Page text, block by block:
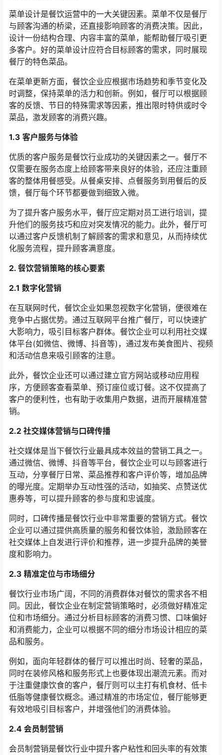
菜单设计是餐饮运营中的一大关键因素。菜单不仅是餐厅
与顾客沟通的桥梁，还直接影响顾客的消费决策。因此，
设计一份结构合理、内容丰富的菜单，能帮助餐厅吸引更
多客户。好的菜单设计应符合目标顾客的需求，同时展现
餐厅的特色菜品。
在菜单更新方面，餐饮企业应根据市场趋势和季节变化及
时调整，保持菜单的活力和创新。例如，餐厅可以根据顾
客的反馈、节日的特殊需求等因素，推出限时特供或时令
菜品，激发顾客的消费兴趣。
1.3 客户服务与体验
优质的客户服务是餐饮行业成功的关键因素之一。餐厅不
仅需要在服务态度上给顾客带来良好的体验，还应注重顾
客的整体用餐感受。从餐桌安排、点餐服务到用餐后的反
馈，餐厅每个环节都要做到细致入微。
为了提升客户服务水平，餐厅应定期对员工进行培训，提
升他们的服务技巧和应对突发情况的能力。此外，餐厅可
以通过客户反馈机制了解顾客的需求和意见，从而持续优
化服务流程，提升顾客满意度。
2. 餐饮营销策略的核心要素
2.1 数字化营销
在互联网时代，餐饮企业如果忽视数字化营销，便很难在
竞争中占据优势。通过互联网平台推广餐厅，可以快速扩
大影响力，吸引目标客户群体。餐饮企业可以利用社交媒
体平台(如微信、微博、抖音等)，通过发布美食图片、视频
和活动信息来吸引顾客的注意。
此外，餐饮企业还可以通过建立官方网站或移动应用程
序，方便顾客查看菜单、预订座位或订餐。这不仅提高了
客户的便利性，也有助于收集用户数据，进而开展精准营
销。
2.2 社交媒体营销与口碑传播
社交媒体是当下餐饮行业最具成本效益的营销工具之一。
通过微信、微博、抖音等平台，餐饮企业可以与顾客进行
互动，分享餐厅日常、菜品推荐和客户评价等，增加品牌
的曝光度。定期举办互动性强的活动，如抽奖、点赞送优
惠券等，可以提升顾客的参与度和忠诚度。
同时，口碑传播是餐饮行业中非常重要的营销方式。餐饮
企业可以通过提供高质量的服务和餐饮体验，激励顾客在
社交媒体上自发进行评价和推荐，进一步提升品牌的美誉
度和影响力。
2.3 精准定位与市场细分
餐饮行业市场广阔，不同的消费群体对餐饮的需求各不相
同。因此，餐饮企业在制定营销策略时，必须做好精准定
位和市场细分。通过分析目标顾客的消费习惯、口味偏好
和消费能力，企业可以根据不同的细分市场设计相应的菜
品和服务。
例如，面向年轻群体的餐厅可以推出时尚、轻奢的菜品，
同时在装修风格和服务形式上也要体现出潮流元素。而对
于注重健康饮食的客户，餐厅则可以主打有机食材、低卡
低脂等健康餐饮概念。通过精准的市场定位，餐厅能够更
有效地吸引目标客户，并增强他们的消费体验。
2.4 会员制营销
会员制营销是餐饮行业中提升客户粘性和回头率的有效策